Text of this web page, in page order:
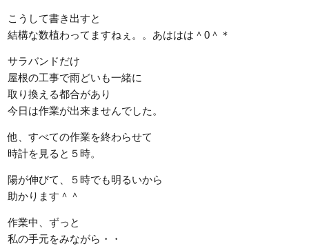
こうして書き出すと
結構な数植わってますねぇ。。あははは＾0＾＊
サラバンドだけ
屋根の工事で雨どいも一緒に
取り換える都合があり
今日は作業が出来ませんでした。
他、すべての作業を終わらせて
時計を見ると５時。
陽が伸びて、５時でも明るいから
助かります＾＾
作業中、ずっと
私の手元をみながら・・